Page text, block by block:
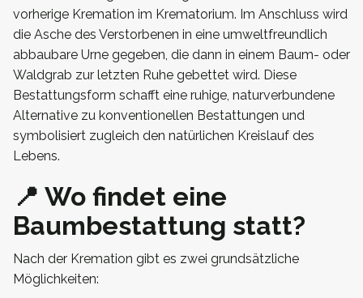
vorherige Kremation im Krematorium. Im Anschluss wird
die Asche des Verstorbenen in eine umweltfreundlich
abbaubare Urne gegeben, die dann in einem Baum- oder
Waldgrab zur letzten Ruhe gebettet wird. Diese
Bestattungsform schafft eine ruhige, naturverbundene
Alternative zu konventionellen Bestattungen und
symbolisiert zugleich den natürlichen Kreislauf des
Lebens.
📍 Wo findet eine
Baumbestattung statt?
Nach der Kremation gibt es zwei grundsätzliche
Möglichkeiten: